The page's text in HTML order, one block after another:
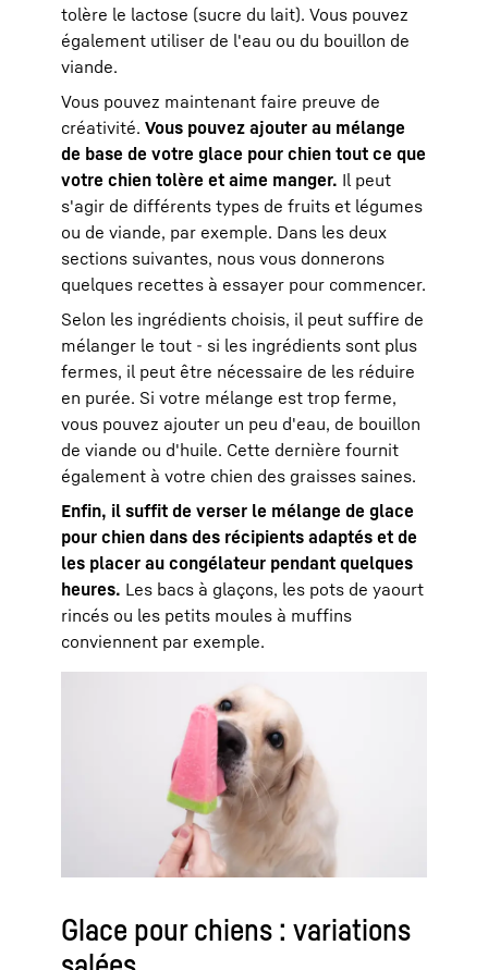
tolère le lactose (sucre du lait). Vous pouvez
également utiliser de l'eau ou du bouillon de
viande.
Vous pouvez maintenant faire preuve de
créativité. Vous pouvez ajouter au mélange
de base de votre glace pour chien tout ce que
votre chien tolère et aime manger. Il peut
s'agir de différents types de fruits et légumes
ou de viande, par exemple. Dans les deux
sections suivantes, nous vous donnerons
quelques recettes à essayer pour commencer.
Selon les ingrédients choisis, il peut suffire de
mélanger le tout - si les ingrédients sont plus
fermes, il peut être nécessaire de les réduire
en purée. Si votre mélange est trop ferme,
vous pouvez ajouter un peu d'eau, de bouillon
de viande ou d'huile. Cette dernière fournit
également à votre chien des graisses saines.
Enfin, il suffit de verser le mélange de glace
pour chien dans des récipients adaptés et de
les placer au congélateur pendant quelques
heures. Les bacs à glaçons, les pots de yaourt
rincés ou les petits moules à muffins
conviennent par exemple.
Glace pour chiens : variations